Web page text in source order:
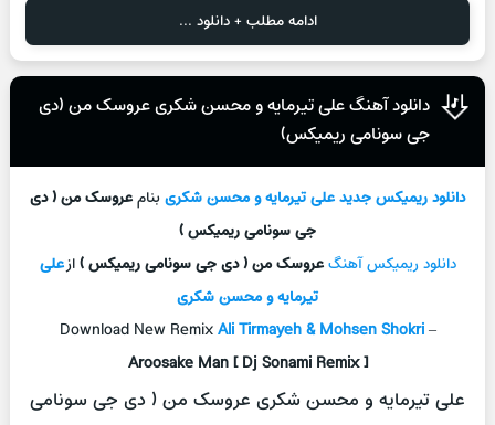
ادامه مطلب + دانلود ...
دانلود آهنگ علی تیرمایه و محسن شکری عروسک من (دی
جی سونامی ریمیکس)
دانلود ریمیکس جدیدعلی تیرمایه و محسن شکریبنامعروسک من ( دی
جی سونامی ریمیکس )
دانلود ریمیکس آهنگعروسک من ( دی جی سونامی ریمیکس )ازعلی
تیرمایه و محسن شکری
Download New RemixAli Tirmayeh & Mohsen Shokri–
Aroosake Man [ Dj Sonami Remix ]
علی تیرمایه و محسن شکری عروسک من ( دی جی سونامی